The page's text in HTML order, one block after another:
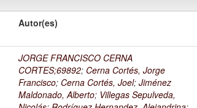
Autor(es)
JORGE FRANCISCO CERNA
CORTES;69892; Cerna Cortés, Jorge
Francisco; Cerna Cortés, Joel;Jiménez
Maldonado, Alberto; Villegas Sepulveda,